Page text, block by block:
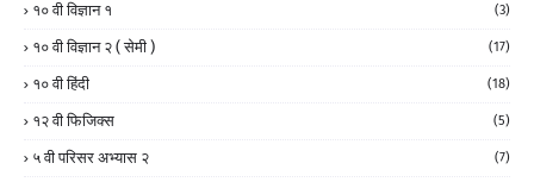
१० वी विज्ञान १ (3)
१० वी विज्ञान २ ( सेमी ) (17)
१० वी हिंदी (18)
१२ वी फिजिक्स (5)
५ वी परिसर अभ्यास २ (7)